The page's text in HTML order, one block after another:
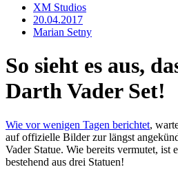
XM Studios
20.04.2017
Marian Setny
So sieht es aus,
Darth Vader Set!
Wie vor wenigen Tagen berichtet,
auf offizielle Bilder zur längst
Vader Statue. Wie bereits vermutet, ist
bestehend aus drei Statuen!